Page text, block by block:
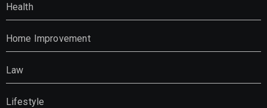
Health
Home Improvement
Law
Lifestyle